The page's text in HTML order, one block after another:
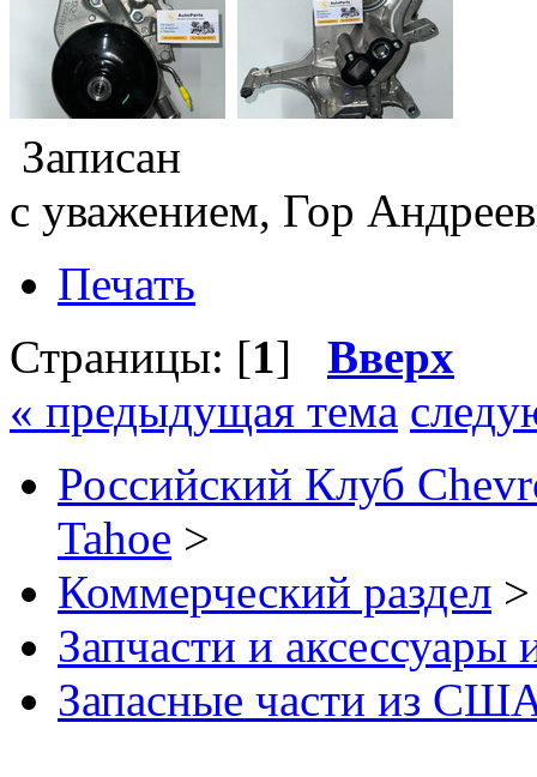
Записан
с уважением, Гор
Печать
Страницы: [1] Вверх
« предыдущая тема
Российский Клуб
Tahoe >
Коммерческий раздел >
Запчасти и
Запасные части из